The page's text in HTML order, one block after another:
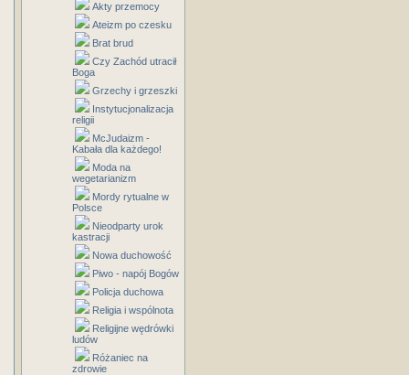
Akty przemocy
Ateizm po czesku
Brat brud
Czy Zachód utracił
Boga
Grzechy i grzeszki
Instytucjonalizacja
religii
McJudaizm -
Kabała dla każdego!
Moda na
wegetarianizm
Mordy rytualne w
Polsce
Nieodparty urok
kastracji
Nowa duchowość
Piwo - napój Bogów
Policja duchowa
Religia i wspólnota
Religijne wędrówki
ludów
Różaniec na
zdrowie